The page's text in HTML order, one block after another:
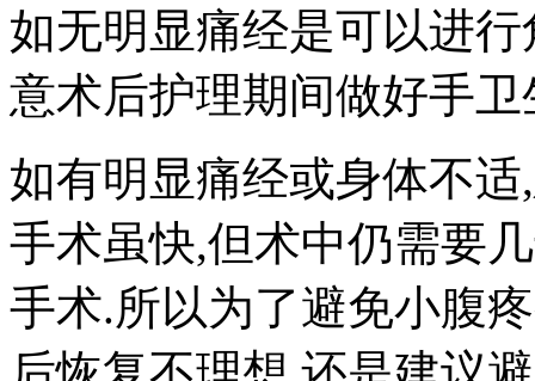
如无明显痛经是可以进
意术后护理期间做好手卫
如有明显痛经或身体不
手术虽快,但术中仍需要
手术.所以为了避免小腹